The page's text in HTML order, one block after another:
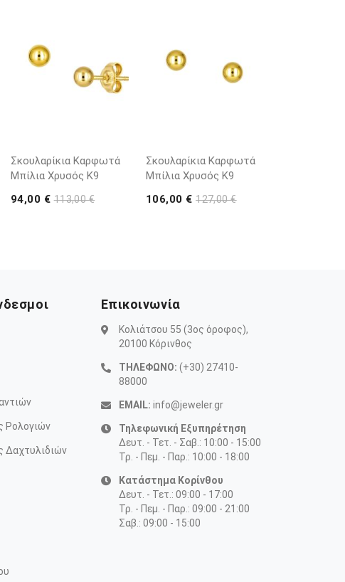
Σκουλαρίκια Καρφωτά
Μπίλια Χρυσός Κ9
94,00 €113,00 €
Σκουλαρίκια Καρφωτά
Μπίλια Χρυσός Κ9
106,00 €127,00 €
Ρολογιών
Δαχτυλιδιών
Επικοινωνία
Κολιάτσου 55 (3ος όροφος),
20100 Κόρινθος
ΤΗΛΕΦΩΝΟ: (+30) 27410-
88000
EMAIL: info@jeweler.gr
Τηλεφωνική Εξυπηρέτηση
Δευτ. - Τετ. - Σαβ.: 10:00 - 15:00
Τρ. - Πεμ. - Παρ.: 10:00 - 18:00
Κατάστημα Κορίνθου
Δευτ. - Τετ.: 09:00 - 17:00
Τρ. - Πεμ. - Παρ.: 09:00 - 21:00
Σαβ.: 09:00 - 15:00